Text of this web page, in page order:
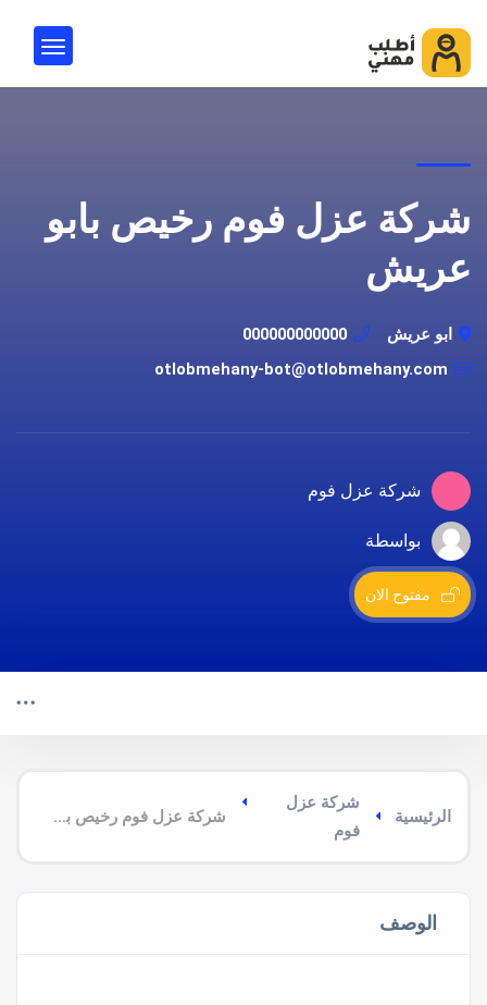
شركة عزل فوم رخيص بابو
عريش
ابو عريش
000000000000
otlobmehany-bot@otlobmehany.com
شركة عزل فوم
بواسطة
مفتوح الان
الرئيسية
شركة عزل
فوم
شركة عزل فوم رخيص بابو عريش
الوصف